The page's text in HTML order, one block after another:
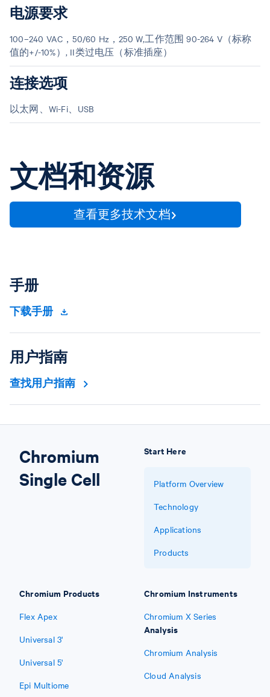
电源要求
100–240 VAC，50/60 Hz，250 W,工作范围 90-264 V（标称
值的+/-10%）, II类过电压（标准插座）
连接选项
以太网、Wi-Fi、USB
文档和资源
查看更多技术文档
手册
下载手册
用户指南
查找用户指南
Chromium
Single Cell
Start Here
Platform Overview
Technology
Applications
Products
Chromium Products
Flex Apex
Universal 3'
Universal 5'
Epi Multiome
Chromium Instruments
Chromium X Series
Analysis
Chromium Analysis
Cloud Analysis